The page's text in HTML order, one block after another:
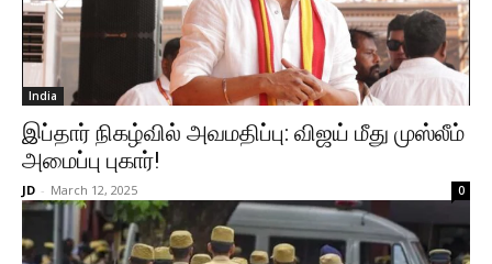
India
இப்தார் நிகழ்வில் அவமதிப்பு: விஜய் மீது முஸ்லீம்
அமைப்பு புகார்!
JD - March 12, 2025 0